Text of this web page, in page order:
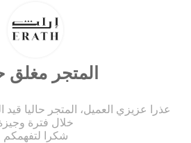
المتجر مغلق
عذرا عزيزي العميل، المتجر حاليا قيد
خلال فترة
شكرا لتفهمكم